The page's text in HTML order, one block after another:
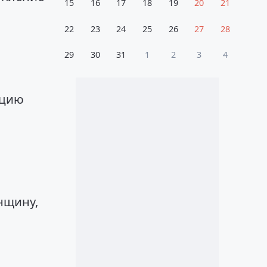
15 16 17 18 19 20 21
22 23 24 25 26 27 28
29 30 31 1 2 3 4